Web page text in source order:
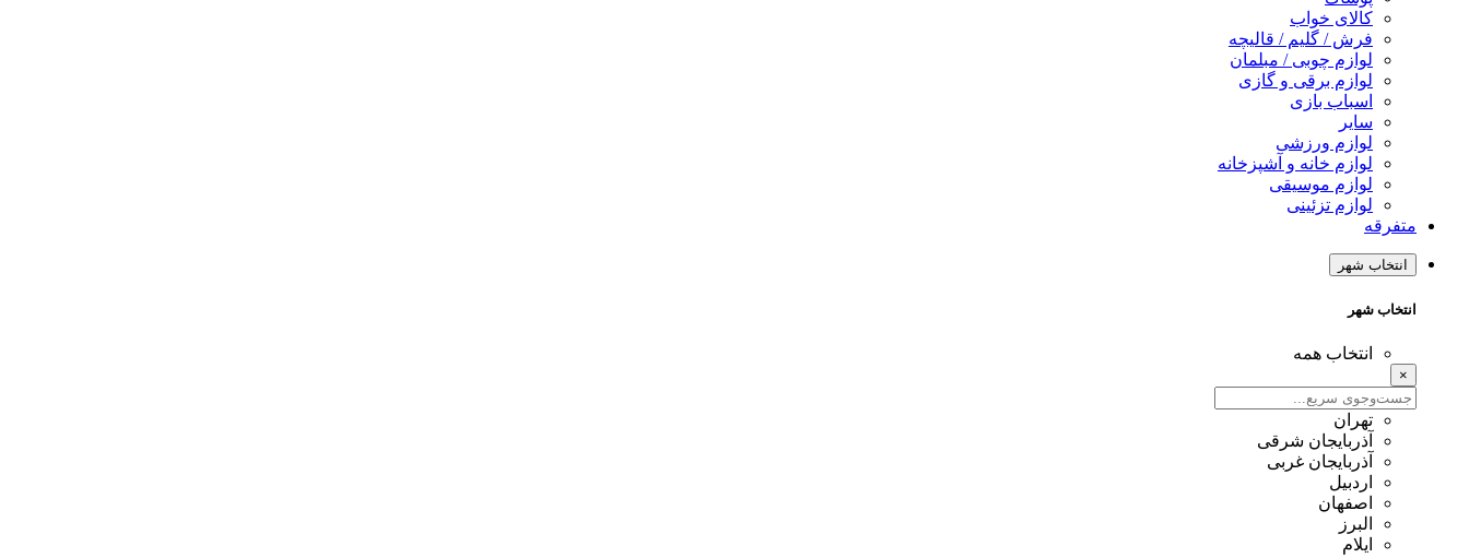
کالای خواب
فرش / گلیم / قالیچه
لوازم چوبی / مبلمان
لوازم برقی و گازی
اسباب بازی
سایر
لوازم ورزشی
لوازم خانه و آشپزخانه
لوازم موسیقی
لوازم تزئینی
متفرقه
انتخاب شهر
انتخاب شهر
انتخاب همه
×
تهران
آذربایجان شرقی
آذربایجان غربی
اردبیل
اصفهان
البرز
ایلام